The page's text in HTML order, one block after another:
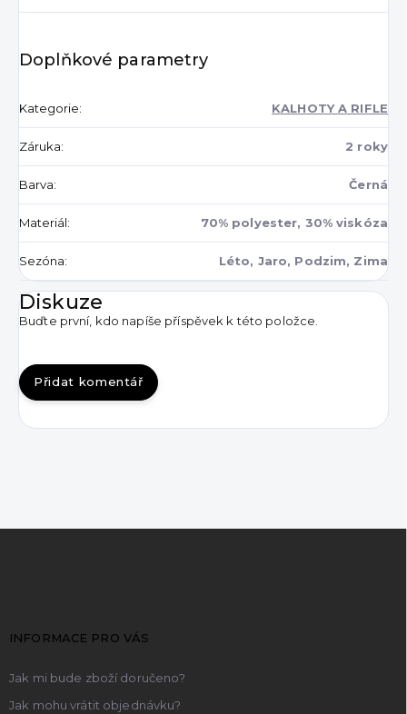
Doplňkové parametry
Kategorie: KALHOTY A RIFLE
Záruka: 2 roky
Barva: Černá
Materiál: 70% polyester, 30% viskóza
Sezóna: Léto, Jaro, Podzim, Zima
Diskuze
Buďte první, kdo napíše příspěvek k této položce.
Přidat komentář
INFORMACE PRO VÁS
Jak mi bude zboží doručeno?
Jak mohu vrátit objednávku?